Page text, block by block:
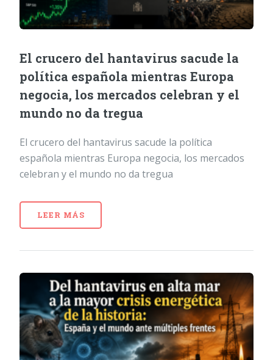
El crucero del hantavirus sacude la
política española mientras Europa
negocia, los mercados celebran y el
mundo no da tregua
El crucero del hantavirus sacude la política
española mientras Europa negocia, los mercados
celebran y el mundo no da tregua
LEER MÁS